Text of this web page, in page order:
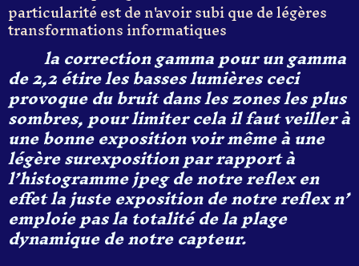
particularité est de n'avoir subi que de légères
transformations informatiques
la correction gamma pour un gamma
de 2,2 étire les basses lumières ceci
provoque du bruit dans les zones les plus
sombres, pour limiter cela il faut veiller à
une bonne exposition voir même à une
légère surexposition par rapport à
l’histogramme jpeg de notre reflex en
effet la juste exposition de notre reflex n’
emploie pas la totalité de la plage
dynamique de notre capteur.